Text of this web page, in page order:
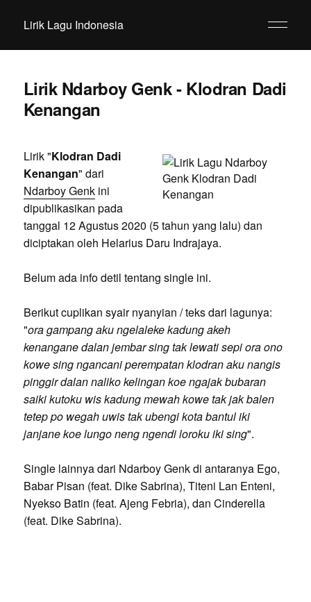
Lirik Lagu Indonesia
Lirik Ndarboy Genk - Klodran Dadi
Kenangan
Lirik "Klodran Dadi
Kenangan" dari
Ndarboy Genkini
dipublikasikan pada
tanggal 12 Agustus 2020 (5 tahun yang lalu) dan
diciptakan oleh Helarius Daru Indrajaya.
Belum ada info detil tentang single ini.
Berikut cuplikan syair nyanyian / teks dari lagunya:
"ora gampang aku ngelaleke kadung akeh
kenangane dalan jembar sing tak lewati sepi ora ono
kowe sing ngancani perempatan klodran aku nangis
pinggir dalan naliko kelingan koe ngajak bubaran
saiki kutoku wis kadung mewah kowe tak jak balen
tetep po wegah uwis tak ubengi kota bantul iki
janjane koe lungo neng ngendi loroku iki sing".
Single lainnya dari Ndarboy Genk di antaranya Ego,
Babar Pisan (feat. Dike Sabrina), Titeni Lan Enteni,
Nyekso Batin (feat. Ajeng Febria), dan Cinderella
(feat. Dike Sabrina).